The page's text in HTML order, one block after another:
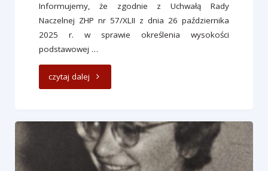
Informujemy, że zgodnie z Uchwałą Rady
Naczelnej ZHP nr 57/XLII z dnia 26 października
2025 r. w sprawie określenia wysokości
podstawowej …
czytaj dalej "Zmiana
składki
członkowskiej"